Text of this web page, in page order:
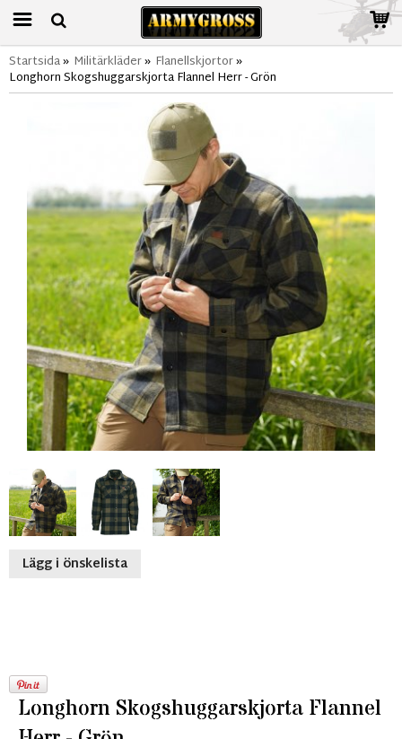
Startsida» Militärkläder» Flanellskjortor»
Longhorn Skogshuggarskjorta Flannel Herr - Grön
Lägg i önskelista
Longhorn Skogshuggarskjorta Flannel